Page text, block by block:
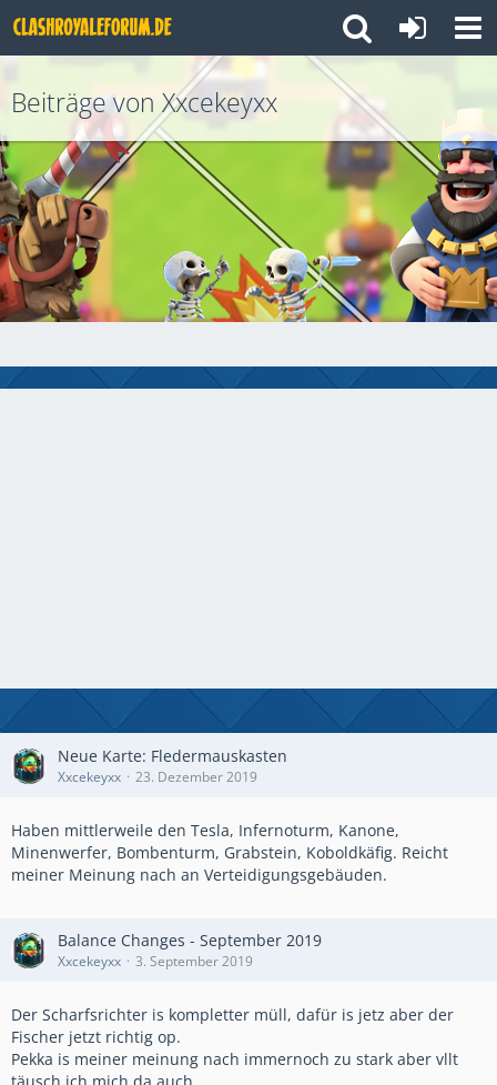
Beiträge von Xxcekeyxx
Neue Karte: Fledermauskasten
Xxcekeyxx 23. Dezember 2019
Haben mittlerweile den Tesla, Infernoturm, Kanone,
Minenwerfer, Bombenturm, Grabstein, Koboldkäfig. Reicht
meiner Meinung nach an Verteidigungsgebäuden.
Balance Changes - September 2019
Xxcekeyxx 3. September 2019
Der Scharfsrichter is kompletter müll, dafür is jetz aber der
Fischer jetzt richtig op.
Pekka is meiner meinung nach immernoch zu stark aber vllt